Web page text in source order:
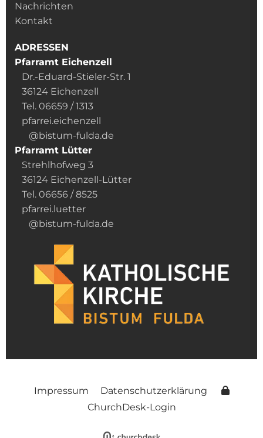
Nachrichten
Kontakt
ADRESSEN
Pfarramt Eichenzell
Dr.-Eduard-Stieler-Str. 1
36124 Eichenzell
Tel. 06659 / 1313
pfarrei.eichenzell
@bistum-fulda.de
Pfarramt Lütter
Strehlhofweg 3
36124 Eichenzell-Lütter
Tel. 06656 / 8525
pfarrei.luetter
@bistum-fulda.de
Impressum
Datenschutzerklärung
ChurchDesk-Login